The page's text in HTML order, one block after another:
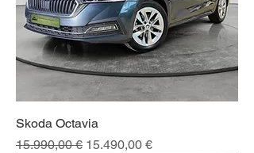
Skoda Octavia
Precio
15.990,00 € Precio de oferta
15.490,00 €